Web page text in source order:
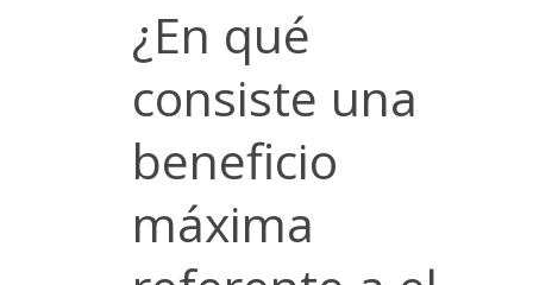
¿En qué
consiste una
beneficio
máxima